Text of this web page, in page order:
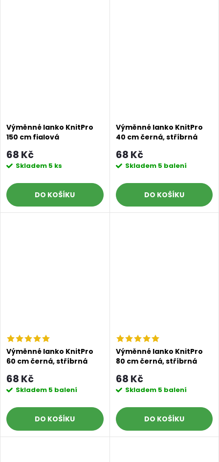
Výměnné lanko KnitPro
150 cm fialová
68 Kč
Skladem 5 ks
DO KOŠÍKU
Výměnné lanko KnitPro
40 cm černá, stříbrná
68 Kč
Skladem 5 balení
DO KOŠÍKU
Výměnné lanko KnitPro
60 cm černá, stříbrná
68 Kč
Skladem 5 balení
DO KOŠÍKU
Výměnné lanko KnitPro
80 cm černá, stříbrná
68 Kč
Skladem 5 balení
DO KOŠÍKU